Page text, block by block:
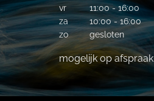
vr
11:00 - 16:00
za
10:00 - 16:00
zo
gesloten
mogelijk op afspraak